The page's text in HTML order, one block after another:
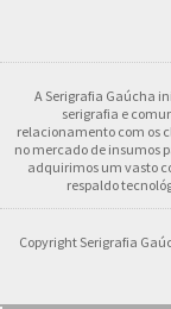
A Serigrafia Gaúcha
serigrafia e
relacionamento com os
no mercado de insumos
adquirimos um vasto
respaldo
Copyright Serigrafia